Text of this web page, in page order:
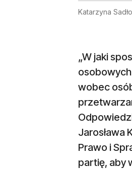
Katarzyna
„W jaki
wobec
Jarosława
Prawo i
partię, aby